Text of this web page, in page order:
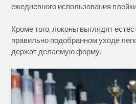
ежедневного использования
Кроме того, локоны выглядят
правильно подобранном уходе
держат делаемую форму.
Видеоплеер